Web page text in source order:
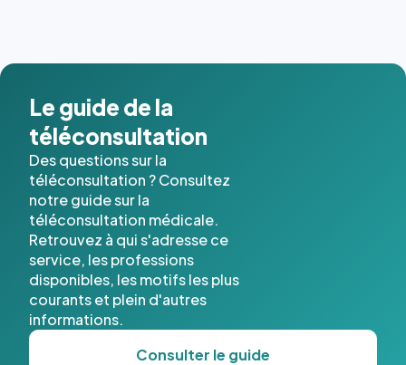
Le guide de la
téléconsultation
Des questions sur la
téléconsultation ? Consultez
notre guide sur la
téléconsultation médicale.
Retrouvez à qui s'adresse ce
service, les professions
disponibles, les motifs les plus
courants et plein d'autres
informations.
Consulter le guide